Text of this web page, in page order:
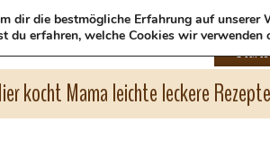
kocht Mama leichte leckere Rezepte
dir die bestmögliche Erfahrung auf unserer
du erfahren, welche Cookies wir verwenden